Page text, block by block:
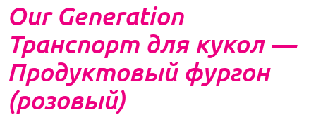
Our Generation
Транспорт для кукол —
Продуктовый фургон
(розовый)